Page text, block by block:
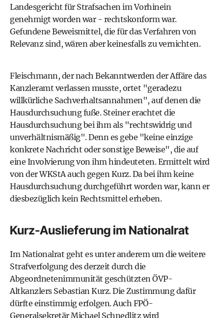
Landesgericht für Strafsachen im Vorhinein
genehmigt worden war - rechtskonform war.
Gefundene Beweismittel, die für das Verfahren von
Relevanz sind, wären aber keinesfalls zu vernichten.
Fleischmann, der nach Bekanntwerden der Affäre das
Kanzleramt verlassen musste, ortet "geradezu
willkürliche Sachverhaltsannahmen", auf denen die
Hausdurchsuchung fuße. Steiner erachtet die
Hausdurchsuchung bei ihm als "rechtswidrig und
unverhältnismäßig". Denn es gebe "keine einzige
konkrete Nachricht oder sonstige Beweise", die auf
eine Involvierung von ihm hindeuteten. Ermittelt wird
von der WKStA auch gegen Kurz. Da bei ihm keine
Hausdurchsuchung durchgeführt worden war, kann er
diesbezüglich kein Rechtsmittel erheben.
Kurz-Auslieferung im Nationalrat
Im Nationalrat geht es unter anderem um die weitere
Strafverfolgung des derzeit durch die
Abgeordnetenimmunität geschützten ÖVP-
Altkanzlers Sebastian Kurz. Die Zustimmung dafür
dürfte einstimmig erfolgen. Auch FPÖ-
Generalsekretär Michael Schnedlitz wird